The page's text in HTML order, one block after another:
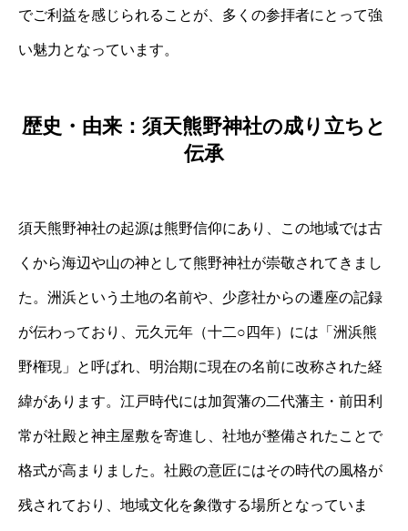
でご利益を感じられることが、多くの参拝者にとって強
い魅力となっています。
歴史・由来：須天熊野神社の成り立ちと
伝承
須天熊野神社の起源は熊野信仰にあり、この地域では古
くから海辺や山の神として熊野神社が崇敬されてきまし
た。洲浜という土地の名前や、少彦社からの遷座の記録
が伝わっており、元久元年（十二○四年）には「洲浜熊
野権現」と呼ばれ、明治期に現在の名前に改称された経
緯があります。江戸時代には加賀藩の二代藩主・前田利
常が社殿と神主屋敷を寄進し、社地が整備されたことで
格式が高まりました。社殿の意匠にはその時代の風格が
残されており、地域文化を象徴する場所となっていま